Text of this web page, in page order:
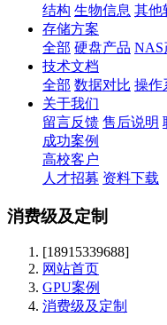
结构 生物信息 其他
存储方案
全部 硬盘产品 NAS
技术文档
全部 数据对比 操作
关于我们
留言反馈 售后说明
成功案例
高校客户
人才招募 资料下载
消费级及定制
[18915339688]
网站首页
GPU案例
消费级及定制